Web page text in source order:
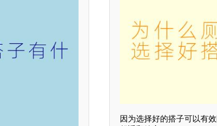
因为选择好的搭子可以有